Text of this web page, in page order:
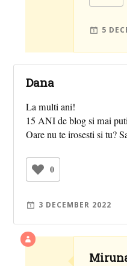
5
Dana
La multi ani!
15 ANI de blog si mai
Oare nu te irosesti si tu?
0
3 DECEMBER 2022